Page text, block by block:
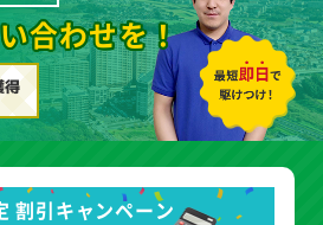
合わせを！
得
割引キャンペーン